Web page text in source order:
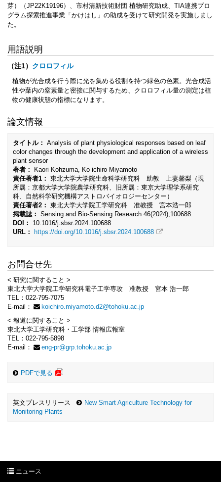
芽）（JP22K19196）、市村清新技術財団 植物研究助成、TIA連携プロ
グラム探索推進事業「かけはし」の助成を受けて研究開発を実施しまし
た。
用語説明
（注1） クロロフィル
植物が光合成を行う際に光を集める役割を持つ緑色の色素。光合成活
性や葉内の窒素量と密接に関与するため、クロロフィル量の測定は植
物の健康状態の指標になります。
論文情報
タイトル： Analysis of plant physiological responses based on leaf
color changes through the development and application of a wireless
plant sensor
著者：
Kaori Kohzuma, Ko-ichiro Miyamoto
責任著者1： 東北大学大学院生命科学研究科 助教 上妻馨梨（現
所属：京都大学大学院農学研究科、旧所属：東京大学理学系研究
科、自然科学研究機構アストロバイオロジーセンター）
責任著者2： 東北大学大学院工学研究科 准教授 宮本浩一郎
掲載誌： Sensing and Bio-Sensing Research 46(2024),100688.
DOI：
10.1016/j.sbsr.2024.100688
URL：
https://doi.org/10.1016/j.sbsr.2024.100688
お問合せ先
< 研究に関すること >
東北大学大学院工学研究科電子工学専攻 准教授 宮本 浩一郎
TEL：022-795-7075
E-mail：
koichiro.miyamoto.d2@tohoku.ac.jp
< 報道に関すること >
東北大学工学研究科・工学部 情報広報室
TEL：022-795-5898
E-mail：
eng-pr@grp.tohoku.ac.jp
PDFで見る
英文プレスリリース
New Smart Agriculture Technology for
Monitoring Plants
ニュース